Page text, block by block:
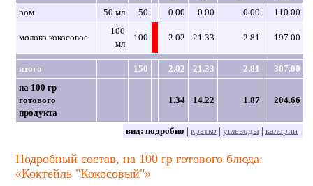
ром
50 мл 50 0.00 0.00 0.00 110.00
молоко кокосовое
100
мл
100 2.02 21.33 2.81 197.00
итого 150 2.02 21.33 2.81
307.00
на 100 гр
готового
продукта
1.34 14.22 1.87 204.66
вид: подробно | кратко | углеводы| калории
Подробный состав, на 100 гр готового блюда:
«Коктейль "Кокосовый"»